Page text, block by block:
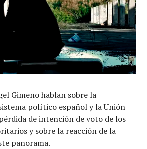
Gimeno hablan sobre la
político español y la Unión
de intención de voto de los
y sobre la reacción de la
panorama.